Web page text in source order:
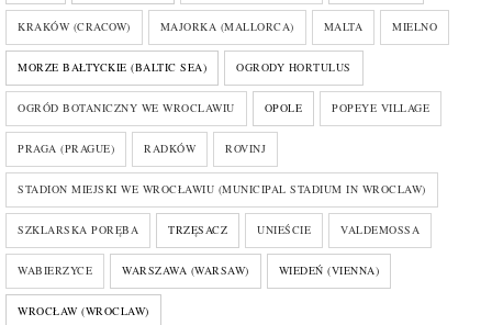
KRAKÓW (CRACOW) MAJORKA (MALLORCA) MALTA MIELNO
MORZE BAŁTYCKIE (BALTIC SEA) OGRODY HORTULUS
OGRÓD BOTANICZNY WE WROCLAWIU OPOLE POPEYE VILLAGE
PRAGA (PRAGUE) RADKÓW ROVINJ
STADION MIEJSKI WE WROCŁAWIU (MUNICIPAL STADIUM IN WROCLAW)
SZKLARSKA PORĘBA TRZĘSACZ UNIEŚCIE VALDEMOSSA
WABIERZYCE WARSZAWA (WARSAW) WIEDEŃ (VIENNA)
WROCŁAW (WROCLAW)